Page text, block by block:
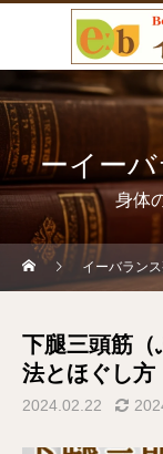
ーイー
身体
イーバラン
下腿三頭筋（
法とほぐし方
2024.02.22